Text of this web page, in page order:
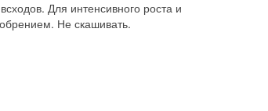
Для интенсивного роста и
Не скашивать.